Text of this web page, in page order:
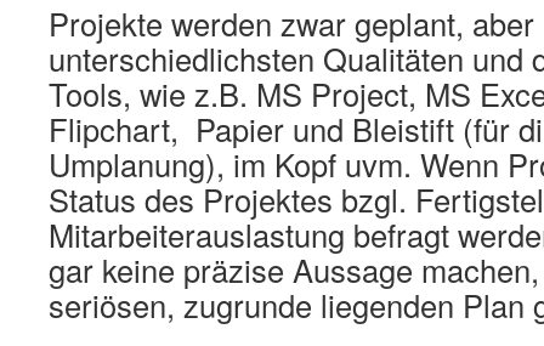
Projekte werden zwar geplant, aber
unterschiedlichsten Qualitäten und
Tools, wie z.B. MS Project, MS
Flipchart, Papier und Bleistift (für
Umplanung), im Kopf uvm. Wenn
Status des Projektes bzgl.
Mitarbeiterauslastung befragt
gar keine präzise Aussage
seriösen, zugrunde liegenden Plan